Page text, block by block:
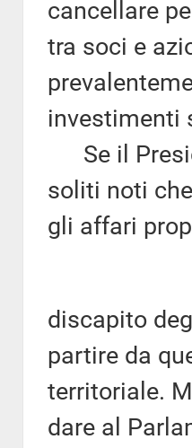
cancellare
tra soci e
investimenti
Se il
soliti noti
gli affari
discapito
partire da
territoriale.
dare al